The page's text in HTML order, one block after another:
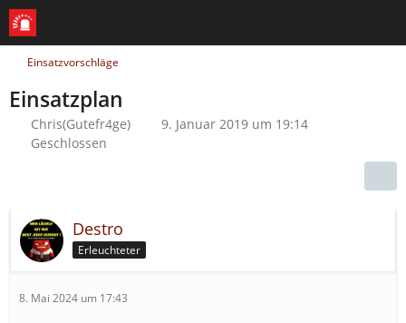
Einsatzvorschläge
Einsatzplan
Chris(Gutefr4ge)
9. Januar 2019 um 19:14
Geschlossen
Destro
Erleuchteter
8. Mai 2024 um 17:43